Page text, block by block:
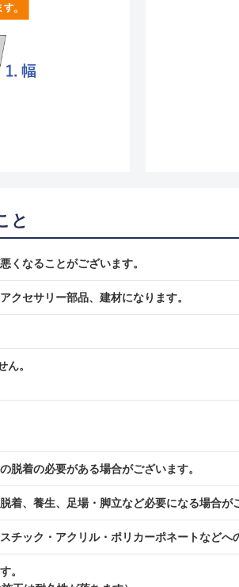
と
くなることがございます。
クセサリー部品、建材になります。
。
脱着の必要がある場合がございます。
、養生、足場・脚立など必要になる場合が
ック・アクリル・ポリカーポネートなどへ
。